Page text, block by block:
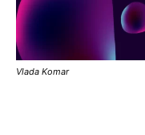
Vlada Komar